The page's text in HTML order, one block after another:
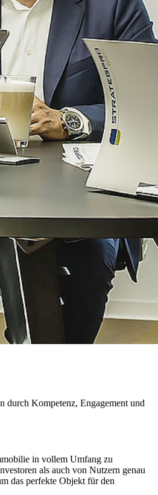
durch Kompetenz, Engagement und
in vollem Umfang zu
als auch von Nutzern genau
das perfekte Objekt für den